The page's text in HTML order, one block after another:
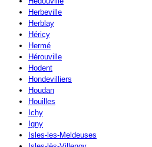
Herbeville
Herblay
Héricy
Hermé
Hérouville
Hodent
Hondevilliers
Houdan
Houilles
Ichy
Igny
Isles-les-Meldeuses